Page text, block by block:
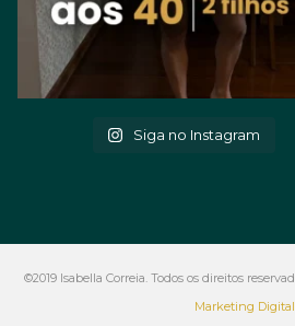
Siga no Instagram
©2019 Isabella Correia. Todos os direitos
Marketing Digital